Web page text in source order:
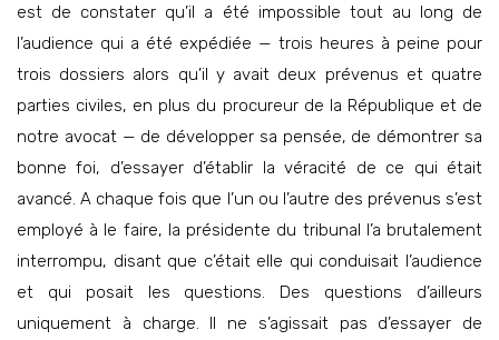
est de constater qu’il a été impossible tout au long de
l’audience qui a été expédiée — trois heures à peine pour
trois dossiers alors qu’il y avait deux prévenus et quatre
parties civiles, en plus du procureur de la République et de
notre avocat — de développer sa pensée, de démontrer sa
bonne foi, d’essayer d’établir la véracité de ce qui était
avancé. A chaque fois que l’un ou l’autre des prévenus s’est
employé à le faire, la présidente du tribunal l’a brutalement
interrompu, disant que c’était elle qui conduisait l’audience
et qui posait les questions. Des questions d’ailleurs
uniquement à charge. Il ne s’agissait pas d’essayer de